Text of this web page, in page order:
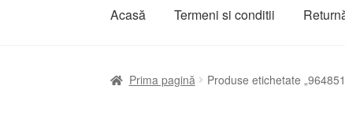
Acasă Termeni si conditii
Prima pagină Produse etichetate